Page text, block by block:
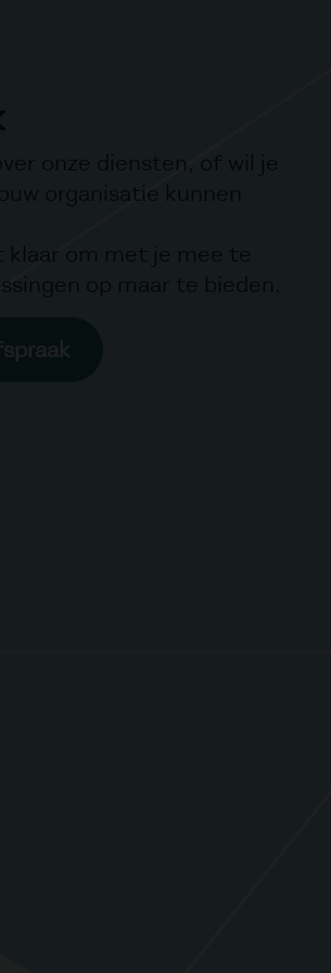
onze diensten, of wil je
organisatie kunnen
klaar om met je mee te
op maar te bieden.